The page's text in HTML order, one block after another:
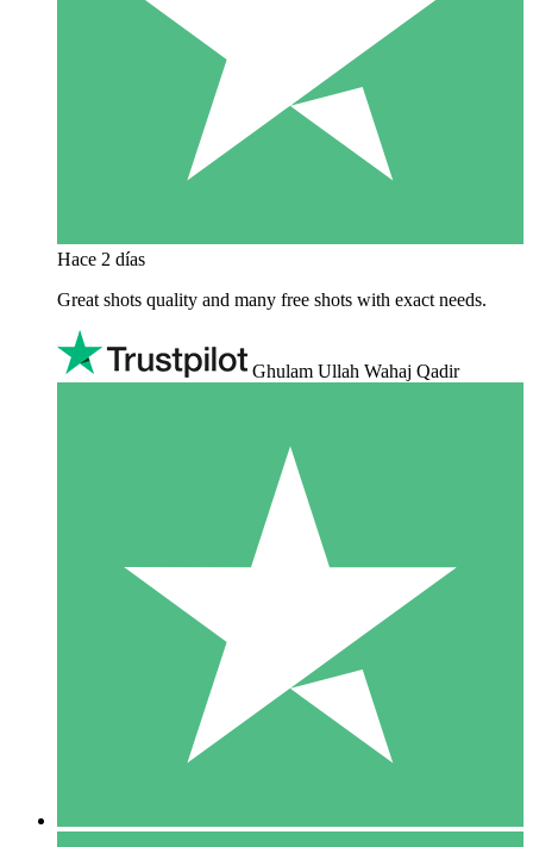
Hace 2 días
Great shots quality and many free shots with exact needs.
Ghulam Ullah Wahaj Qadir